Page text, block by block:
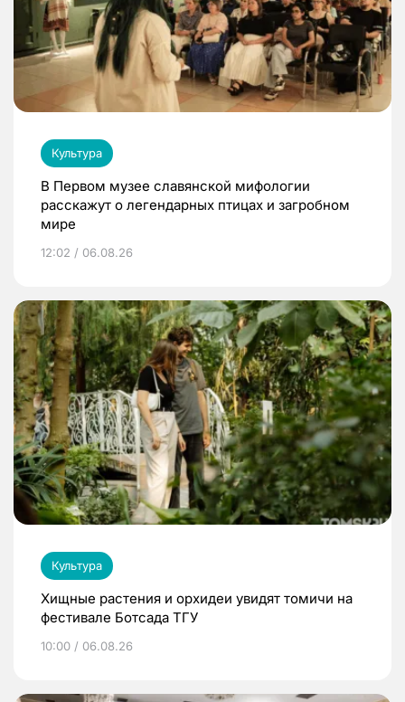
Культура
В Первом музее славянской мифологии
расскажут о легендарных птицах и загробном
мире
12:02 / 06.08.26
Культура
Хищные растения и орхидеи увидят томичи на
фестивале Ботсада ТГУ
10:00 / 06.08.26